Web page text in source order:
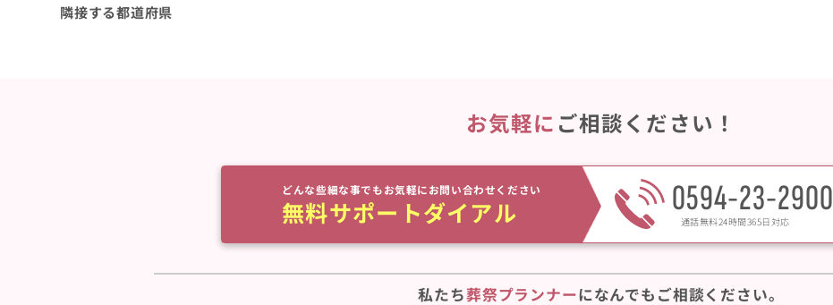
隣接する都道府県
お気軽に ご相談ください！
どんな些細な事でもお気軽にお問い合わせください
無料サポートダイアル 0594-23-2900
通話無料24時間365日対応
私たち葬祭プランナーになんでもご相談ください。